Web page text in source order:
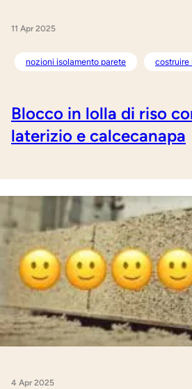
11 Apr 2025
nozioni isolamento parete costruire
Blocco in lolla di riso
laterizio e calcecanapa
4 Apr 2025